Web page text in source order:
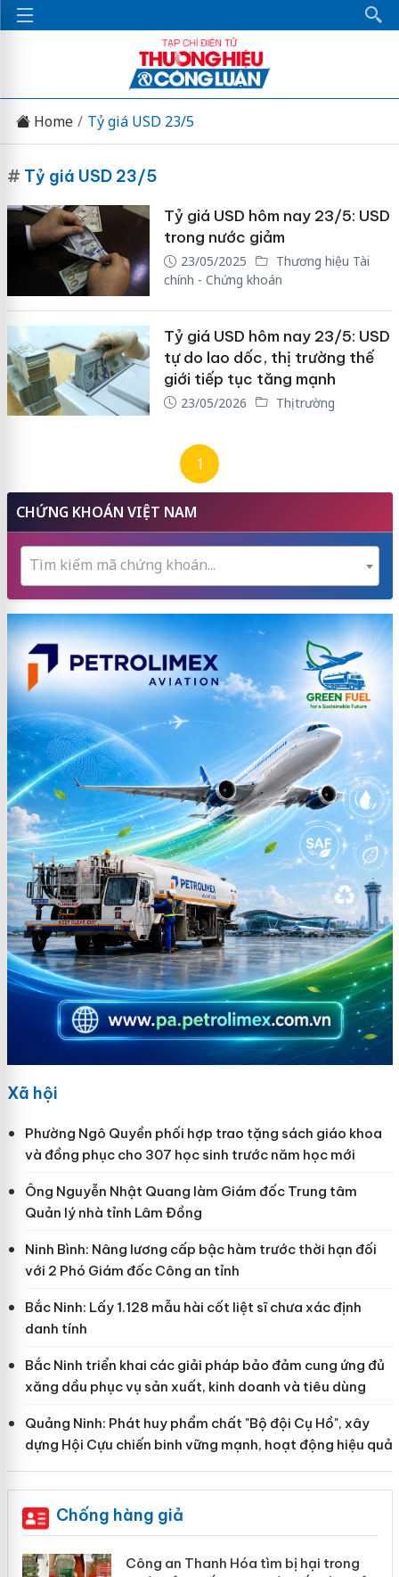
Home Tỷ giá USD 23/5
# Tỷ giá USD 23/5
Tỷ giá USD hôm nay 23/5: USD
trong nước giảm
23/05/2025
Thương hiệu Tài
chính - Chứng khoán
Tỷ giá USD hôm nay 23/5: USD
tự do lao dốc, thị trường thế
giới tiếp tục tăng mạnh
23/05/2026 Thị trường
1
CHỨNG KHOÁN VIỆT NAM
Tìm kiếm mã chứng khoán...
Xã hội
Phường Ngô Quyền phối hợp trao tặng sách giáo khoa
và đồng phục cho 307 học sinh trước năm học mới
Ông Nguyễn Nhật Quang làm Giám đốc Trung tâm
Quản lý nhà tỉnh Lâm Đồng
Ninh Bình: Nâng lương cấp bậc hàm trước thời hạn đối
với 2 Phó Giám đốc Công an tỉnh
Bắc Ninh: Lấy 1.128 mẫu hài cốt liệt sĩ chưa xác định
danh tính
Bắc Ninh triển khai các giải pháp bảo đảm cung ứng đủ
xăng dầu phục vụ sản xuất, kinh doanh và tiêu dùng
Quảng Ninh: Phát huy phẩm chất "Bộ đội Cụ Hồ", xây
dựng Hội Cựu chiến binh vững mạnh, hoạt động hiệu quả
Chống hàng giả
an Thanh Hóa tìm bị hại trong
Lào